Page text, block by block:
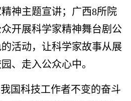
神主题宣讲；广西8所院
开展科学家精神舞台剧公
活动，让科学家故事从展
、走入公众心中。
国科技工作者不变的奋斗